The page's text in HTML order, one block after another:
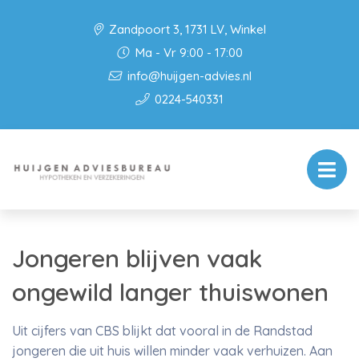
Zandpoort 3, 1731 LV, Winkel
Ma - Vr 9:00 - 17:00
info@huijgen-advies.nl
0224-540331
Jongeren blijven vaak
ongewild langer thuiswonen
Uit cijfers van CBS blijkt dat vooral in de Randstad
jongeren die uit huis willen minder vaak verhuizen. Aan